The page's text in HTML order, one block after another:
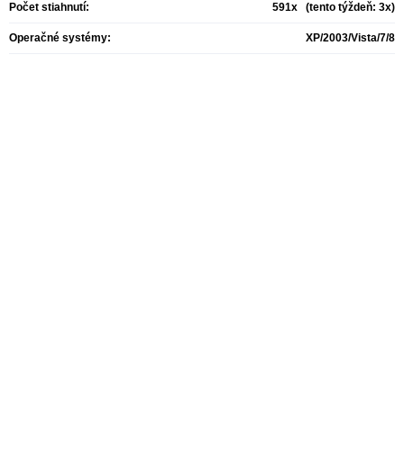
Počet stiahnutí: 591x (tento týždeň: 3x)
Operačné systémy: XP/2003/Vista/7/8